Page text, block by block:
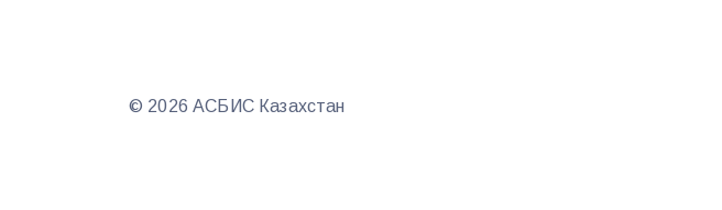
© 2026 АСБИС Казахстан